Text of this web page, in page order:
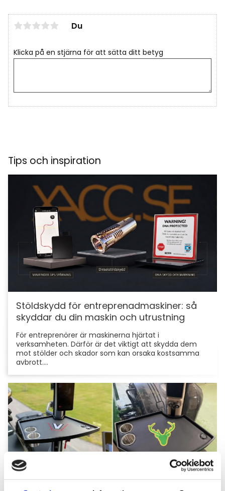
Du
Klicka på en stjärna för att sätta ditt betyg
Tips och inspiration
Stöldskydd för entreprenadmaskiner: så
skyddar du din maskin och utrustning
För entreprenörer är maskinerna hjärtat i
verksamheten. Därför är det viktigt att skydda dem
mot stölder och skador som kan orsaka kostsamma
avbrott....